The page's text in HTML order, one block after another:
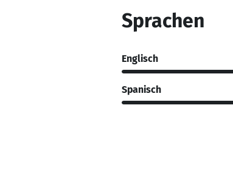
Sprachen
Englisch
Spanisch